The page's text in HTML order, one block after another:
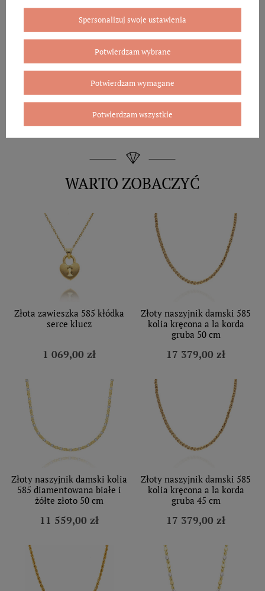
WARTO ZOBACZYĆ
Złota zawieszka 585 kłódka
serce klucz
1 069,00 zł
Złoty naszyjnik damski 585
kolia kręcona a la korda
gruba 50 cm
17 379,00 zł
Złoty naszyjnik damski kolia
585 diamentowana białe i
żółte złoto 50 cm
11 559,00 zł
Złoty naszyjnik damski 585
kolia kręcona a la korda
gruba 45 cm
17 379,00 zł
Spersonalizuj swoje ustawienia
Potwierdzam wybrane
Potwierdzam wymagane
Potwierdzam wszystkie